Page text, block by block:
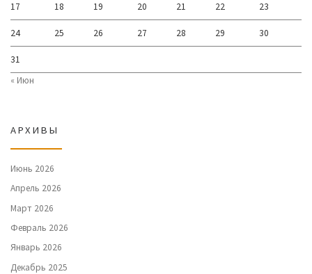
17 18 19 20 21 22 23
24 25 26 27 28 29 30
31
« Июн
АРХИВЫ
Июнь 2026
Апрель 2026
Март 2026
Февраль 2026
Январь 2026
Декабрь 2025